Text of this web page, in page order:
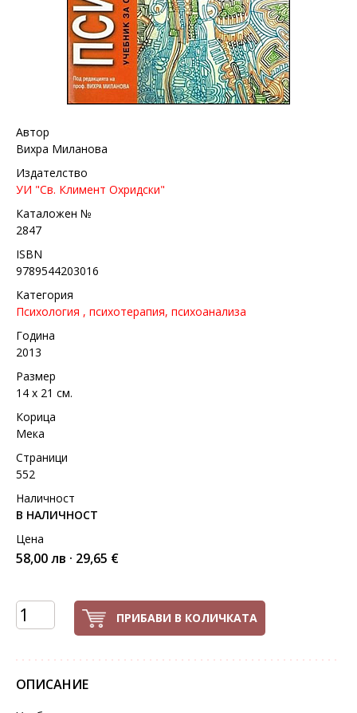
Автор
Вихра Миланова
Издателство
УИ "Св. Климент Охридски"
Каталожен №
2847
ISBN
9789544203016
Категория
Психология , психотерапия, психоанализа
Година
2013
Размер
14 х 21 см.
Корица
Мека
Страници
552
Наличност
В НАЛИЧНОСТ
Цена
58,00 лв · 29,65 €
ПРИБАВИ В КОЛИЧКАТА
ОПИСАНИЕ